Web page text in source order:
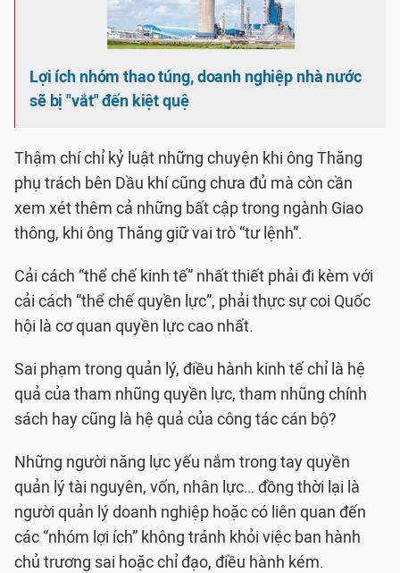
Lợi ích nhóm thao túng, doanh nghiệp nhà nước
sẽ bị "vắt" đến kiệt quệ
Thậm chí chỉ kỷ luật những chuyện khi ông Thăng
phụ trách bên Dầu khí cũng chưa đủ mà còn cần
xem xét thêm cả những bất cập trong ngành Giao
thông, khi ông Thăng giữ vai trò “tư lệnh”.
Cải cách “thể chế kinh tế” nhất thiết phải đi kèm với
cải cách “thể chế quyền lực”, phải thực sự coi Quốc
hội là cơ quan quyền lực cao nhất.
Sai phạm trong quản lý, điều hành kinh tế chỉ là hệ
quả của tham nhũng quyền lực, tham nhũng chính
sách hay cũng là hệ quả của công tác cán bộ?
Những người năng lực yếu nắm trong tay quyền
quản lý tài nguyên, vốn, nhân lực… đồng thời lại là
người quản lý doanh nghiệp hoặc có liên quan đến
các “nhóm lợi ích” không tránh khỏi việc ban hành
chủ trương sai hoặc chỉ đạo, điều hành kém.